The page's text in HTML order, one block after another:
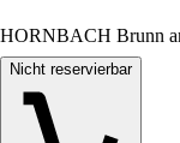
HORNBACH Brunn
Nicht reservierbar